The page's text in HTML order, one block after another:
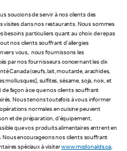
soucions de servir à nos clients des
visites dans nos restaurants. Nous sommes
besoins particuliers quant au choix de repas
nos clients souffrant d’allergies
vous, nous fournissons les
par nos fournisseurs concernant les dix
Canada (œufs, lait, moutarde, arachides,
mollusques], sulfites, sésame, soja, noix, et
façon à ce que nos clients souffrant
Nous tenons toutefois à vous informer
normales en cuisine peuvent
et de préparation, d'équipement,
que vos produits alimentaires entrent en
Nous encourageons nos clients souffrant
spéciaux à visiterwww.mcdonalds.ca,